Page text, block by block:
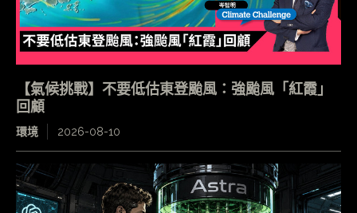
【氣候挑戰】不要低估東登颱風：強颱風「紅霞」
回顧
環境 2026-08-10